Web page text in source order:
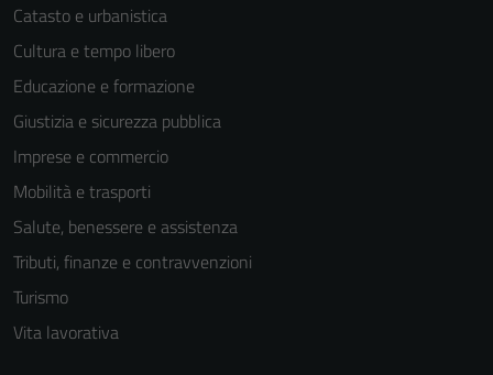
Catasto e urbanistica
Cultura e tempo libero
Educazione e formazione
Giustizia e sicurezza pubblica
Imprese e commercio
Mobilità e trasporti
Salute, benessere e assistenza
Tributi, finanze e contravvenzioni
Turismo
Vita lavorativa